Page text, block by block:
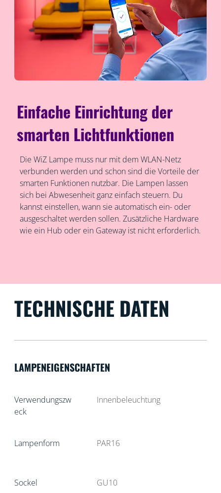
Einfache Einrichtung der
smarten Lichtfunktionen
Die WiZ Lampe muss nur mit dem WLAN-Netz
verbunden werden und schon sind die Vorteile der
smarten Funktionen nutzbar. Die Lampen lassen
sich bei Abwesenheit ganz einfach steuern. Du
kannst einstellen, wann sie automatisch ein- oder
ausgeschaltet werden sollen. Zusätzliche Hardware
wie ein Hub oder ein Gateway ist nicht erforderlich.
TECHNISCHE DATEN
LAMPENEIGENSCHAFTEN
Verwendungszw
eck
Innenbeleuchtung
Lampenform PAR16
Sockel GU10